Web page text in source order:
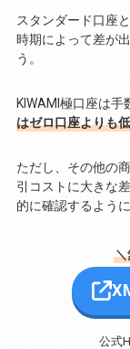
スタンダード口座
時期によって差が
う。
KIWAMI極口座は手
はゼロ口座よりも
ただし、その他の
引コストに大きな
的に確認するよう
＼
公式